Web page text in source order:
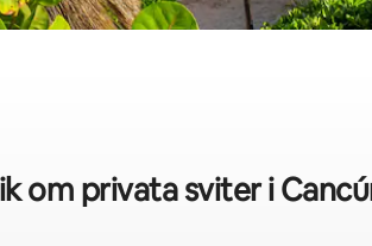
om privata sviter i